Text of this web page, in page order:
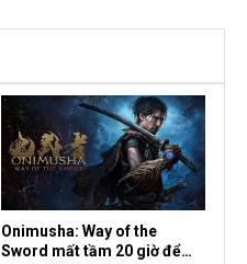
Onimusha: Way of the
Sword mất tầm 20 giờ để